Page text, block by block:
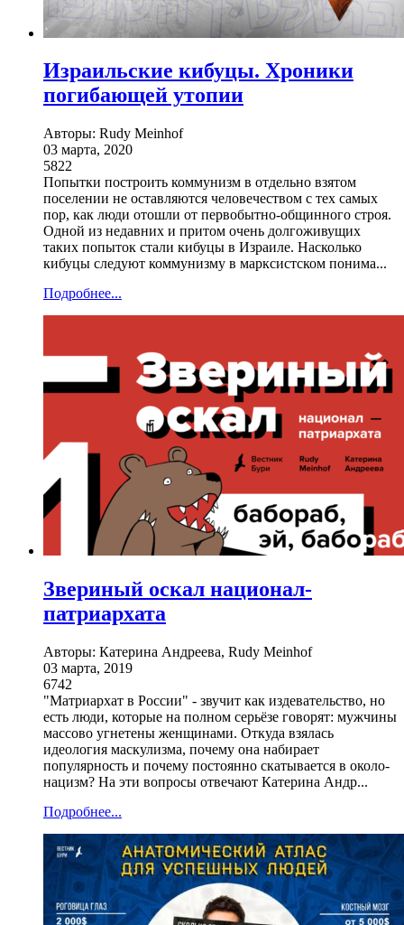
Израильские кибуцы. Хроники
погибающей утопии
Авторы: Rudy Meinhof
03 марта, 2020
5822
Попытки построить коммунизм в отдельно взятом
поселении не оставляются человечеством с тех самых
пор, как люди отошли от первобытно-общинного строя.
Одной из недавних и притом очень долгоживущих
таких попыток стали кибуцы в Израиле. Насколько
кибуцы следуют коммунизму в марксистском понима...
Подробнее...
Звериный оскал национал-
патриархата
Авторы: Катерина Андреева, Rudy Meinhof
03 марта, 2019
6742
"Матриархат в России" - звучит как издевательство, но
есть люди, которые на полном серьёзе говорят: мужчины
массово угнетены женщинами. Откуда взялась
идеология маскулизма, почему она набирает
популярность и почему постоянно скатывается в около-
нацизм? На эти вопросы отвечают Катерина Андр...
Подробнее...